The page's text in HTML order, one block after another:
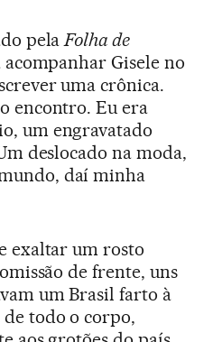
pela Folha de
acompanhar Gisele no
uma crônica.
encontro. Eu era
um engravatado
deslocado na moda,
daí minha
exaltar um rosto
de frente, uns
um Brasil farto à
todo o corpo,